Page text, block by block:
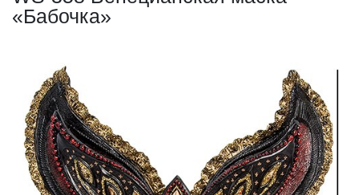
«Бабочка»